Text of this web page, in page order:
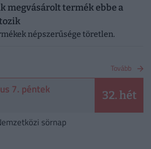
megvásárolt termék ebbe a
népszerűsége töretlen.
Tovább
7. péntek 32. hét
sörnap